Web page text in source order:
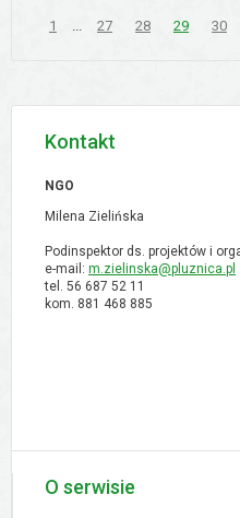
Strona
1 Strona
27 Strona
28 Strona
29 30
Kontakt
NGO
Milena Zielińska
Podinspektor ds. projektów i
e-mail: m.zielinska@pluznica.pl
tel. 56 687 52 11
kom. 881 468 885
O serwisie